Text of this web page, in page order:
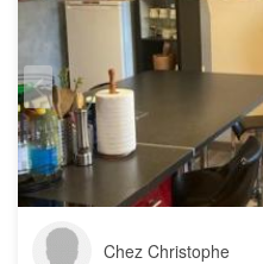
Chez Christophe